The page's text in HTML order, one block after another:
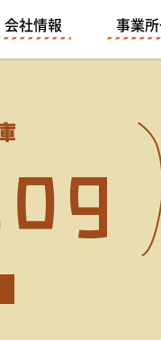
会社情報 事業